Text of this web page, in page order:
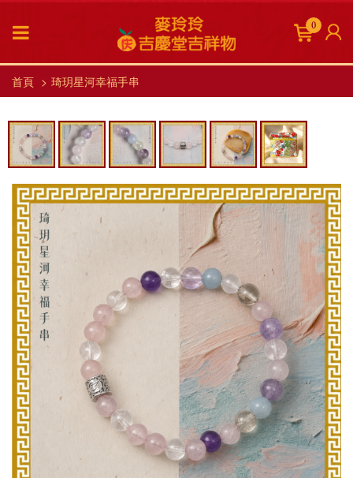
0
首頁 琦玥星河幸福手串